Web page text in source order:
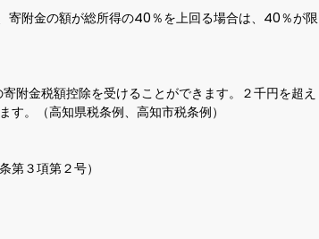
寄附金の額が総所得の40％を上回る場合は、40％が限
附金税額控除を受けることができます。２千円を超え
。（高知県税条例、高知市税条例）
３項第２号）